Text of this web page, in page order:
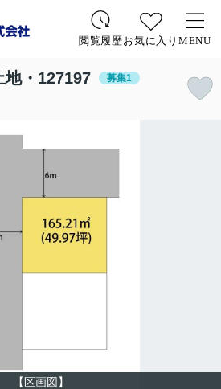
閲覧履歴お気に入り MENU
地・127197 募集1
【区画図】